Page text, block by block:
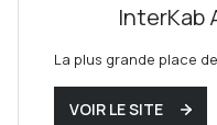
InterKab
La plus grande place
VOIR LE SITE